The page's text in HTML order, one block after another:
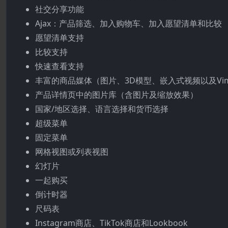
社交分享功能
Ajax：产品筛选、加入购物车、加入愿望清单和比较
愿望清单支持
比较支持
快速查看支持
丰富的商品媒体（图片、3D模型、嵌入式视频以及
产品详情页中的图片库（含图片及缩放效果）
国家/地区选择、语言选择和货币选择
超级菜单
固定菜单
网格视图或列表视图
幻灯片
一起购买
倒计时器
尺码表
Instagram商店、TikTok商店和Lookbook